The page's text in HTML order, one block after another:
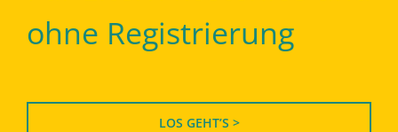
ohne Registrierung
LOS GEHT’S >